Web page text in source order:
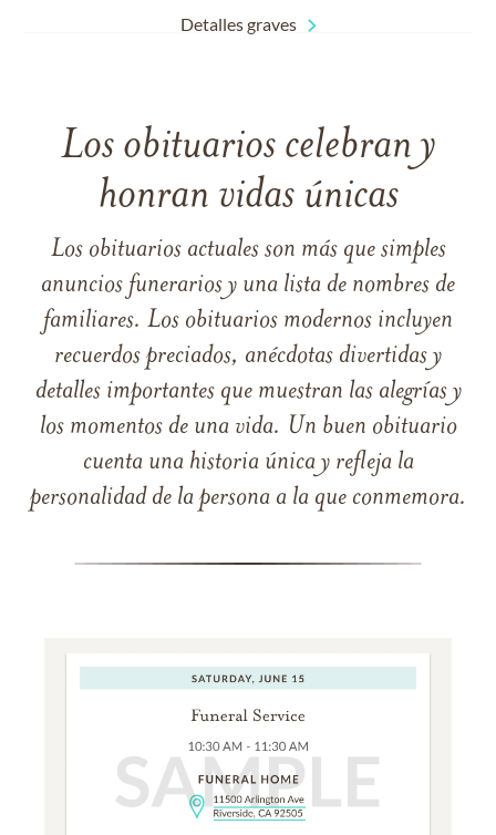
Detalles graves
Los obituarios celebran y
honran vidas únicas
Los obituarios actuales son más que simples
anuncios funerarios y una lista de nombres de
familiares. Los obituarios modernos incluyen
recuerdos preciados, anécdotas divertidas y
detalles importantes que muestran las alegrías y
los momentos de una vida. Un buen obituario
cuenta una historia única y refleja la
personalidad de la persona a la que conmemora.